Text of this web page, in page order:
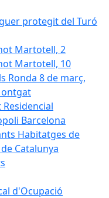
protegit del Turó
Martotell, 2
Martotell, 10
Ronda 8 de març,
Barcelona
Habitatges de
Catalunya
d'Ocupació